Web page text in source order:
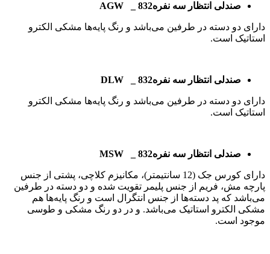
صندلی انتظار سه نفره AGW _ 832
دارای دو دسته در طرفین می‌باشد و رنگ پایه‌ها مشکی الکترو
استاتیک است.
صندلی انتظار سه نفره DLW _ 832
دارای دو دسته در طرفین می‌باشد و رنگ پایه‌ها مشکی الکترو
استاتیک است.
صندلی انتظار سه نفره MSW _ 832
دارای کورس جک (12 سانتیمتر)، مکانیزم کلاچی، پشتی از جنس
پارچه مش، فریم از جنس پلیمر تقویت شده و دو دسته در طرفین
می‌باشد که پد دسته‌ها از جنس انتگرال است و رنگ پایه‌ها هم
مشکی الکترو استاتیک می‌باشد. و در دو رنگ مشکی و طوسی
موجود است.